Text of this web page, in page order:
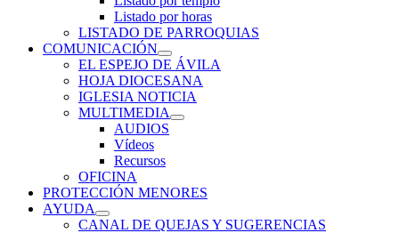
Listado por horas
LISTADO DE PARROQUIAS
COMUNICACIÓN
EL ESPEJO DE ÁVILA
HOJA DIOCESANA
IGLESIA NOTICIA
MULTIMEDIA
AUDIOS
Vídeos
Recursos
OFICINA
PROTECCIÓN MENORES
AYUDA
CANAL DE QUEJAS Y SUGERENCIAS